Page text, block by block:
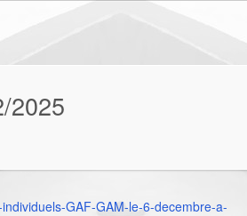
2025
GAF-GAM-le-6-decembre-a-